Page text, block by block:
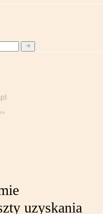
uzyskania